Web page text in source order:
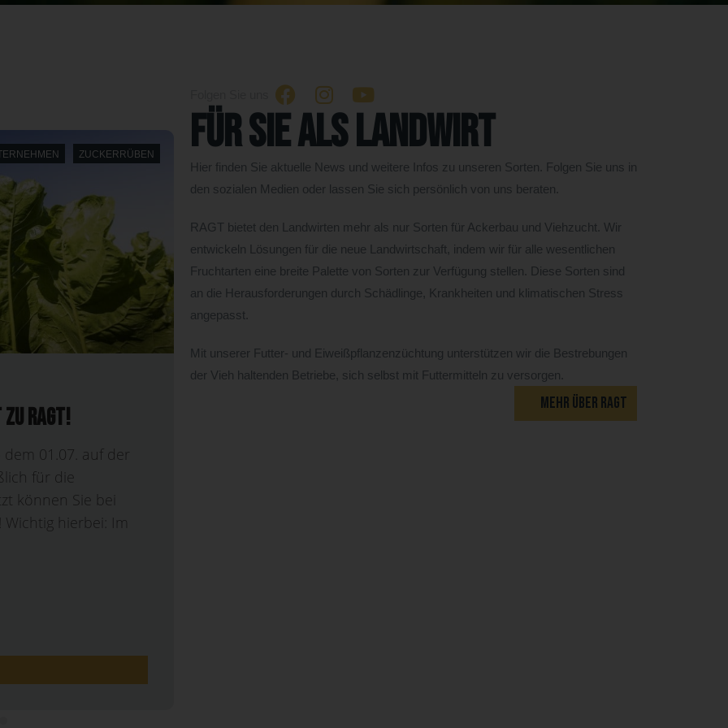
NEWS UNTERNEHMEN
mehr: RAGT
stärken
Söllingen –
bündeln
Für Sie als Landwirt
Hier finden Sie aktuelle News und weitere Infos zu unseren Sorten. Folgen Sie uns in
den sozialen Medien oder lassen Sie sich persönlich von uns beraten.
RAGT bietet den Landwirten mehr als nur Sorten für Ackerbau und Viehzucht. Wir
entwickeln Lösungen für die neue Landwirtschaft, indem wir für alle wesentlichen
Fruchtarten eine breite Palette von Sorten zur Verfügung stellen. Diese Sorten sind
an die Herausforderungen durch Schädlinge, Krankheiten und klimatischen Stress
angepasst.
Mit unserer Futter- und Eiweißpflanzenzüchtung unterstützen wir die Bestrebungen
der Vieh haltenden Betriebe, sich selbst mit Futtermitteln zu versorgen.
MEHR ÜBER RAGT